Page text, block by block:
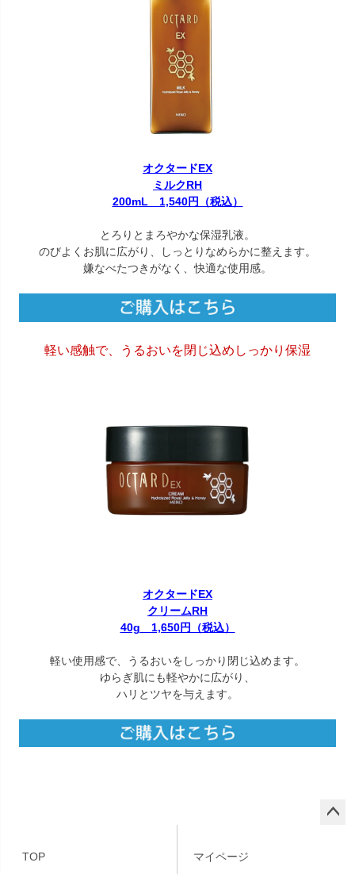
オクタードEX
ミルクRH
200mL 1,540円（税込）
とろりとまろやかな保湿乳液。
のびよくお肌に広がり、しっとりなめらかに整えます。
嫌なべたつきがなく、快適な使用感。
軽い感触で、うるおいを閉じ込めしっかり保湿
オクタードEX
クリームRH
40g 1,650円（税込）
軽い使用感で、うるおいをしっかり閉じ込めます。
ゆらぎ肌にも軽やかに広がり、
ハリとツヤを与えます。
TOP マイページ